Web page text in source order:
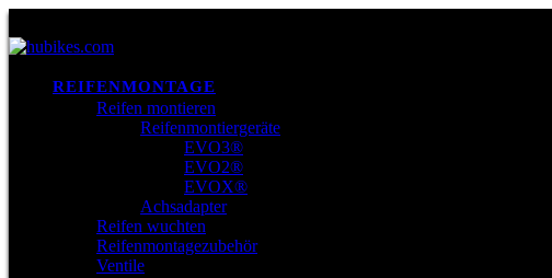
REIFENMONTAGE
Reifen montieren
Reifenmontiergeräte
EVO3®
EVO2®
EVOX®
Achsadapter
Reifen wuchten
Reifenmontagezubehör
Ventile